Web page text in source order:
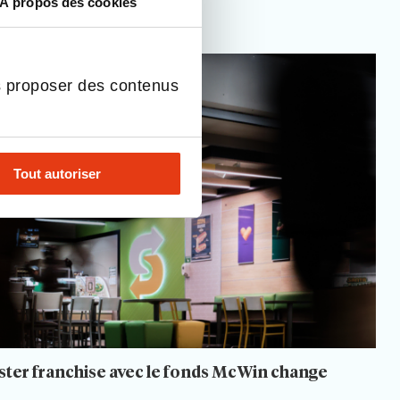
des contenus
Tout autoriser
Dans…
franchise avec le fonds McWin change